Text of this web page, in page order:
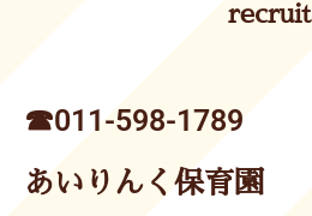
recruit
☎︎011-598-1789
あいりんく保育園